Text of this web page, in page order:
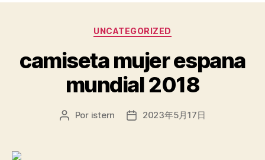
Categorías
UNCATEGORIZED
camiseta mujer espana
mundial 2018
Autor
Por istern
Fecha2023年5月17日